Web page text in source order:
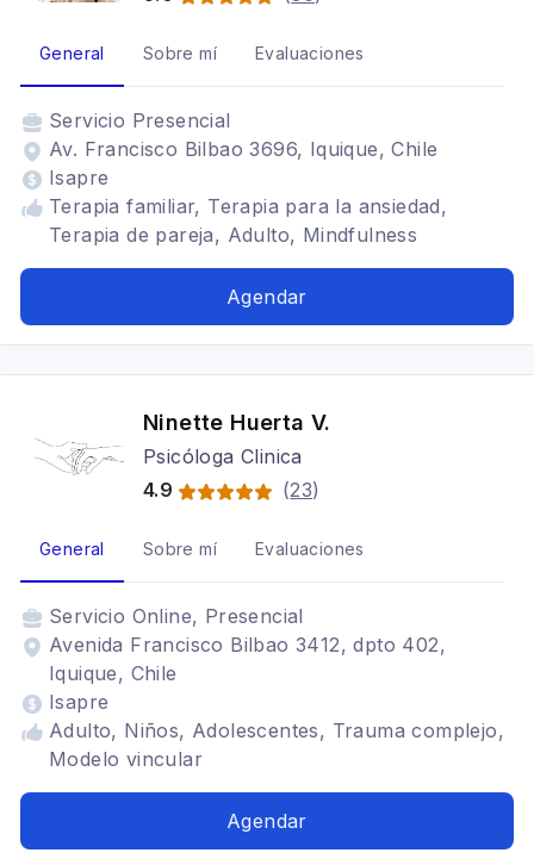
General Sobre mí Evaluaciones
Servicio Presencial
Av. Francisco Bilbao 3696, Iquique, Chile
Isapre
Terapia familiar, Terapia para la ansiedad,
Terapia de pareja, Adulto, Mindfulness
Agendar
Ninette Huerta V.
Psicóloga Clinica
4.9
(23)
General Sobre mí Evaluaciones
Servicio Online, Presencial
Avenida Francisco Bilbao 3412, dpto 402,
Iquique, Chile
Isapre
Adulto, Niños, Adolescentes, Trauma complejo,
Modelo vincular
Agendar